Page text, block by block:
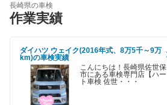
長崎県の車検
作業実績
ダイハツ ウェイク(2016年式、8万5千～9万
km)の車検実績
こんにちは！長崎県佐世保
市にある車検専門店【ハー
ト車検 佐世・・・